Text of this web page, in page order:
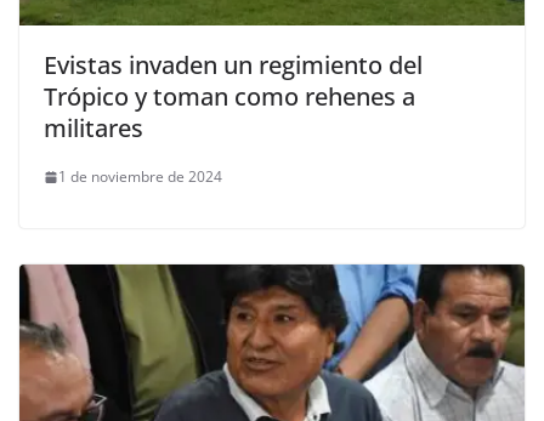
Evistas invaden un regimiento del
Trópico y toman como rehenes a
militares
1 de noviembre de 2024